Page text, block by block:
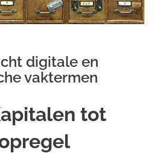
digitale en
vaktermen
tot